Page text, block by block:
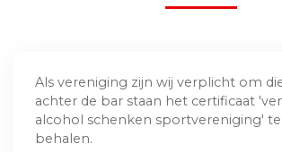
Als vereniging zijn wij verplicht om
achter de bar staan het certificaat
alcohol schenken sportvereniging'
behalen.